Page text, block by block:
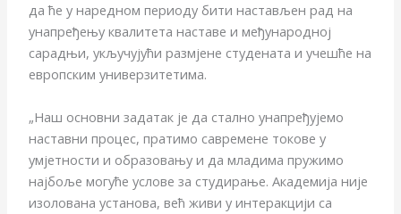
да ће у наредном периоду бити настављен рад на
унапређењу квалитета наставе и међународној
сарадњи, укључујући размјене студената и учешће на
европским универзитетима.
„Наш основни задатак је да стално унапређујемо
наставни процес, пратимо савремене токове у
умјетности и образовању и да младима пружимо
најбоље могуће услове за студирање. Академија није
изолована установа, већ живи у интеракцији са